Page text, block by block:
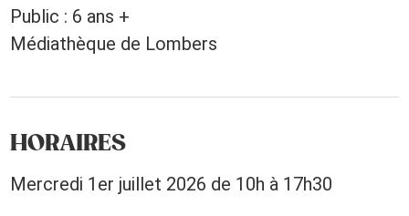
Public : 6 ans +
Médiathèque de Lombers
HORAIRES
Mercredi 1er juillet 2026 de 10h à 17h30